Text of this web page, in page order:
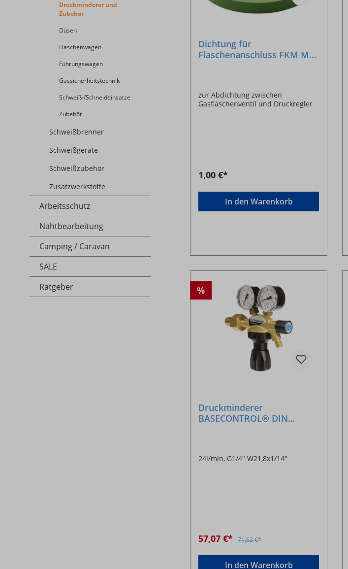
Druckminderer und
Zubehör
Düsen
Flaschenwagen
Führungswagen
Gassicherheitstechnik
Schweiß-/Schneideinsätze
Zubehör
Schweißbrenner
Schweißgeräte
Schweißzubehör
Zusatzwerkstoffe
Arbeitsschutz
Nahtbearbeitung
Camping / Caravan
SALE
Ratgeber
Dichtung für
Flaschenanschluss FKM M20
zur Abdichtung zwischen
Gasflaschenventil und Druckregler
1,00 €*
In den Warenkorb
%
Druckminderer
BASECONTROL® DIN
24l/min, G1/4" W21,8x1/14"
57,07 €* 71,62 €*
In den Warenkorb